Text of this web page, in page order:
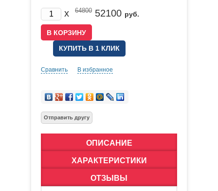
x 64800 52100 руб.
КУПИТЬ В 1 КЛИК
Сравнить В избранное
ОПИСАНИЕ
ХАРАКТЕРИСТИКИ
ОТЗЫВЫ